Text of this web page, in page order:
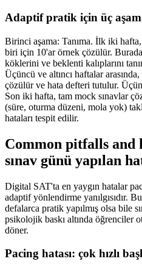
Adaptif pratik için üç
Birinci aşama: Tanıma. İlk iki
biri için 10'ar örnek çözülür.
köklerini ve beklenti kalıplarını
Üçüncü ve altıncı haftalar
çözülür ve hata defteri tutulur.
Son iki hafta, tam mock sınavlar
(süre, oturma düzeni, mola yok)
hataları tespit edilir.
Common pitfalls and
sınav günü yapılan
Digital SAT'ta en yaygın hatalar
adaptif yönlendirme yanılgısıdır.
defalarca pratik yapılmış olsa bile
psikolojik baskı altında öğrenciler
döner.
Pacing hatası: çok hızlı